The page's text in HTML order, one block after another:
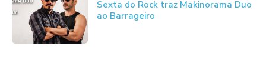
Sexta do Rock traz Makinorama Duo
ao Barrageiro